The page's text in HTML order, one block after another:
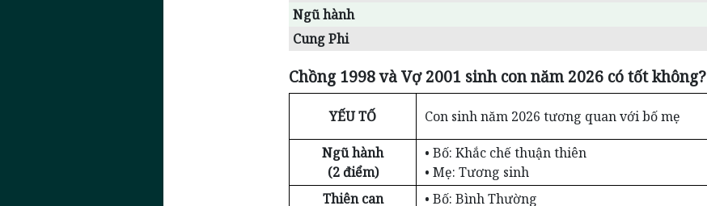
Ngũ hành
Cung Phi
Chồng 1998 và Vợ 2001 sinh con năm 2026 có tốt không?
YẾU TỐ Con sinh năm 2026 tương quan với bố mẹ
Ngũ hành
(2 điểm)
• Bố: Khắc chế thuận thiên
• Mẹ: Tương sinh
Thiên can
• Bố: Bình Thường